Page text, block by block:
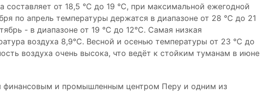
составляет от 18,5 °C до 19 °C, при максимальной ежегодной
по апрель температуры держатся в диапазоне от 28 °C до 21
- в диапазоне от 19 °C до 12°С. Самая низкая
воздуха 8,9°С. Весной и осенью температуры от 23 °C до
воздуха очень высока, что ведёт к стойким туманам в июне
финансовым и промышленным центром Перу и одним из